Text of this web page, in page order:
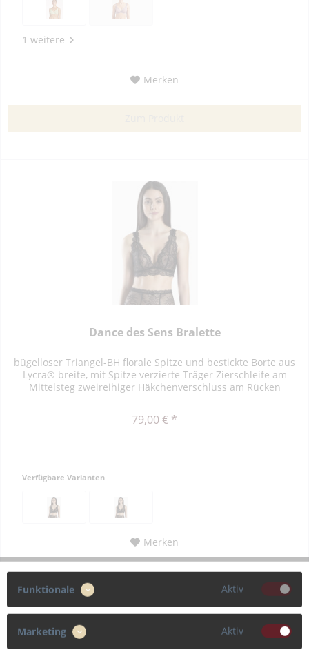
1 weitere
Merken
Dance des Sens Bralette
bügelloser Triangel-BH florale Spitze und bestickte Borte aus
Lycra® breite, mit Spitze verzierte Träger Zierschleife am
Mittelsteg zweireihiger Häkchenverschluss am Rücken
79,00 € *
Verfügbare Varianten
Merken
Funktionale Aktiv
Marketing Aktiv